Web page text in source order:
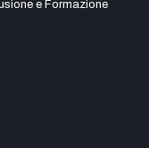
e Formazione